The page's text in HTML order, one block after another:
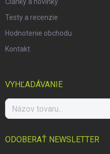
Testy a recenzie
Hodnotenie obchodu
Kontakt
VYHĽADÁVANIE
ODOBERAŤ NEWSLETTER